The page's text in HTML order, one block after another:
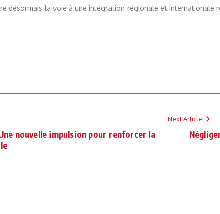
désormais la voie à une intégration régionale et internationale
nouvelle impulsion pour renforcer la
Next Article